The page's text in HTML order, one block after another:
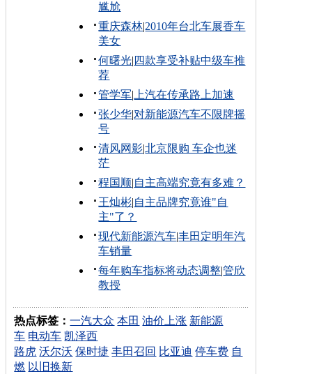
尴尬
重庆森林|2010年台北车展香车
美女
何曙光| 四款享受补贴中级车推
荐
管学军| 上汽在传承路上加速
张少华|对新能源汽车不限牌摇
号
清风网影|北京限购 车企也迷
茫
程国顺|自主高端究竟有多难？
王灿彬|自主品牌究竟谁"自
主"了？
现代新能源汽车|丰田定明年汽
车销量
每年购车指标将动态调整|管欣
教授
热点标签：一汽大众 本田 油价上涨 新能源
车 电动车 凯泽西
路虎 沃尔沃 保时捷 丰田召回 比亚迪 停车费 自
燃 以旧换新